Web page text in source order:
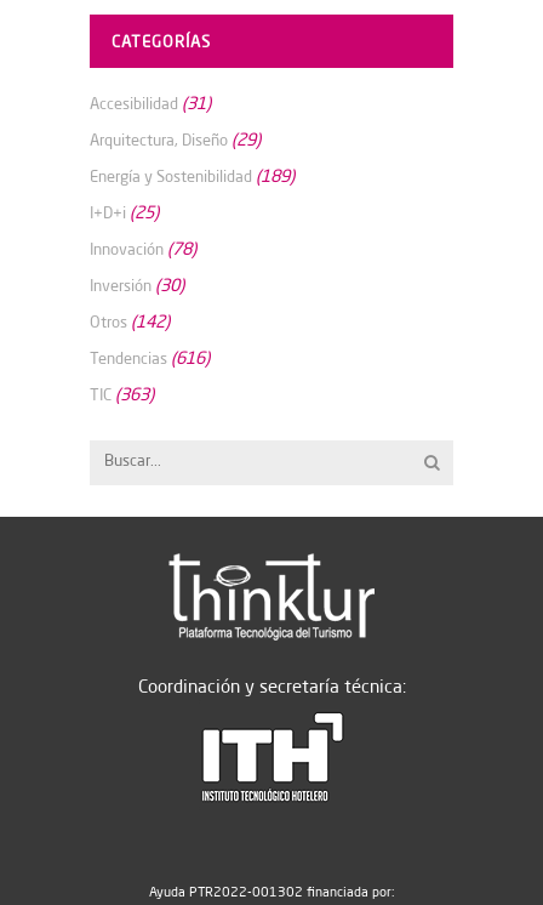
CATEGORÍAS
Accesibilidad (31)
Arquitectura, Diseño (29)
Energía y Sostenibilidad (189)
I+D+i (25)
Innovación (78)
Inversión (30)
Otros (142)
Tendencias (616)
TIC (363)
Coordinación y secretaría técnica:
Ayuda PTR2022-001302 financiada por: